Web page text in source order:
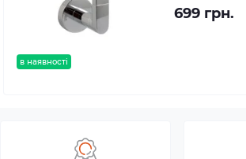
в наявності
699 грн.